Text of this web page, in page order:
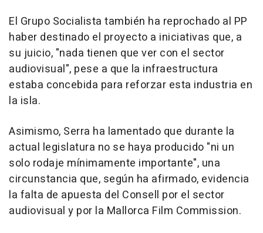
El Grupo Socialista también ha reprochado al PP
haber destinado el proyecto a iniciativas que, a
su juicio, "nada tienen que ver con el sector
audiovisual", pese a que la infraestructura
estaba concebida para reforzar esta industria en
la isla.
Asimismo, Serra ha lamentado que durante la
actual legislatura no se haya producido "ni un
solo rodaje mínimamente importante", una
circunstancia que, según ha afirmado, evidencia
la falta de apuesta del Consell por el sector
audiovisual y por la Mallorca Film Commission.